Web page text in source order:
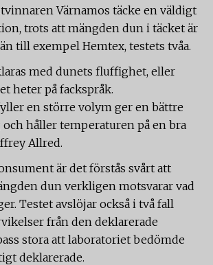
Värnamos täcke en väldigt
trots att mängden dun i täcket är
till exempel Hemtex, testets tvåa.
med dunets fluffighet, eller
heter på fackspråk.
en större volym ger en bättre
håller temperaturen på en bra
Allred.
är det förstås svårt att
dun verkligen motsvarar vad
Testet avslöjar också i två fall
från den deklarerade
stora att laboratoriet bedömde
deklarerade.